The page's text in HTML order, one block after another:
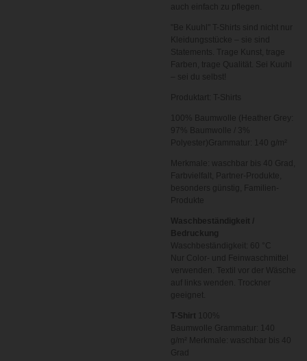
auch einfach zu pflegen.
"Be Kuuhl" T-Shirts sind nicht nur
Kleidungsstücke – sie sind
Statements. Trage Kunst, trage
Farben, trage Qualität. Sei Kuuhl
– sei du selbst!
Produktart: T-Shirts
100% Baumwolle (Heather Grey:
97% Baumwolle / 3%
Polyester)Grammatur: 140 g/m²
Merkmale: waschbar bis 40 Grad,
Farbvielfalt, Partner-Produkte,
besonders günstig, Familien-
Produkte
Waschbeständigkeit /
Bedruckung
Waschbeständigkeit: 60 °C
Nur Color- und Feinwaschmittel
verwenden. Textil vor der Wäsche
auf links wenden. Trockner
geeignet.
T-Shirt
Baumwolle
Merkmale: waschbar bis 40